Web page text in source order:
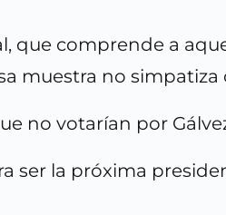
que comprende a
muestra no simpatiza
no votarían por
ser la próxima